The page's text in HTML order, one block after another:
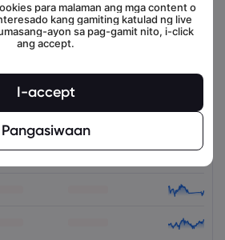
Bumili
para malaman ang mga content o
kang gamiting katulad ng live
ayon sa pag-gamit nito, i-click
ang accept.
I-accept
Pangasiwaan